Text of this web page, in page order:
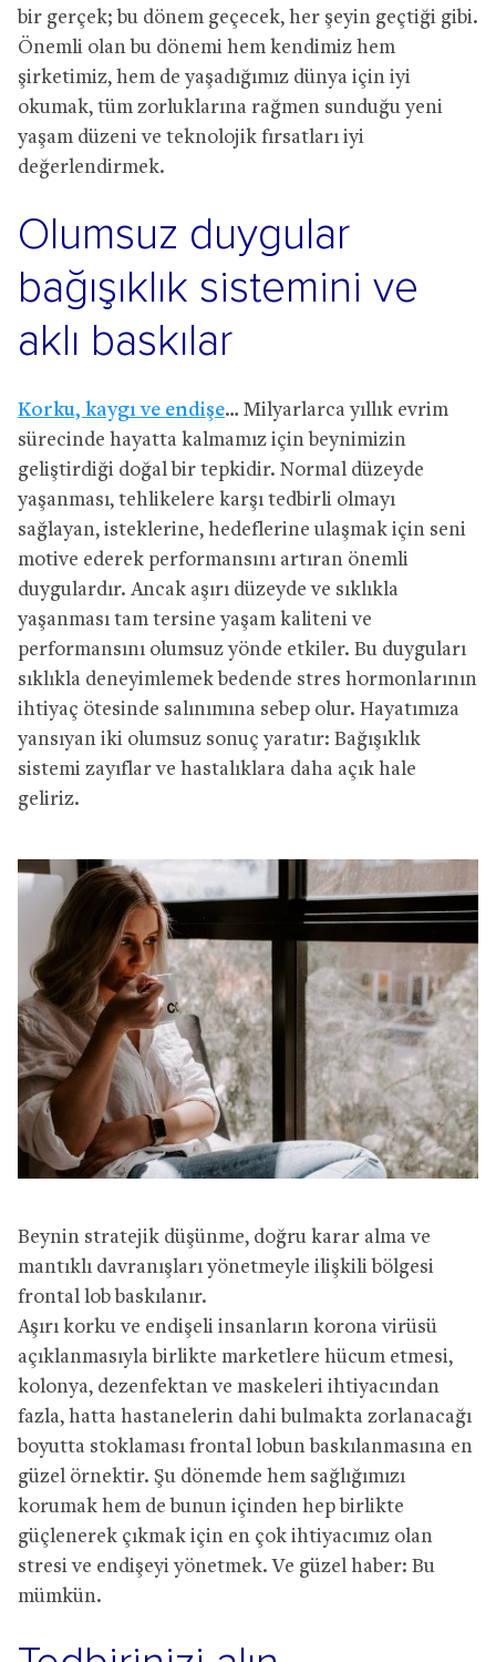
bir gerçek; bu dönem geçecek, her şeyin geçtiği gibi.
Önemli olan bu dönemi hem kendimiz hem
şirketimiz, hem de yaşadığımız dünya için iyi
okumak, tüm zorluklarına rağmen sunduğu yeni
yaşam düzeni ve teknolojik fırsatları iyi
değerlendirmek.
Olumsuz duygular
bağışıklık sistemini ve
aklı baskılar
Korku, kaygı ve endişe… Milyarlarca yıllık evrim
sürecinde hayatta kalmamız için beynimizin
geliştirdiği doğal bir tepkidir. Normal düzeyde
yaşanması, tehlikelere karşı tedbirli olmayı
sağlayan, isteklerine, hedeflerine ulaşmak için seni
motive ederek performansını artıran önemli
duygulardır. Ancak aşırı düzeyde ve sıklıkla
yaşanması tam tersine yaşam kaliteni ve
performansını olumsuz yönde etkiler. Bu duyguları
sıklıkla deneyimlemek bedende stres hormonlarının
ihtiyaç ötesinde salınımına sebep olur. Hayatımıza
yansıyan iki olumsuz sonuç yaratır: Bağışıklık
sistemi zayıflar ve hastalıklara daha açık hale
geliriz.
Beynin stratejik düşünme, doğru karar alma ve
mantıklı davranışları yönetmeyle ilişkili bölgesi
frontal lob baskılanır.
Aşırı korku ve endişeli insanların korona virüsü
açıklanmasıyla birlikte marketlere hücum etmesi,
kolonya, dezenfektan ve maskeleri ihtiyacından
fazla, hatta hastanelerin dahi bulmakta zorlanacağı
boyutta stoklaması frontal lobun baskılanmasına en
güzel örnektir. Şu dönemde hem sağlığımızı
korumak hem de bunun içinden hep birlikte
güçlenerek çıkmak için en çok ihtiyacımız olan
stresi ve endişeyi yönetmek. Ve güzel haber: Bu
mümkün.